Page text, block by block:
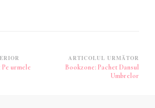
urmele
ARTICOLUL URMĂTOR
Bookzone: Pachet Dansul
Umbrelor